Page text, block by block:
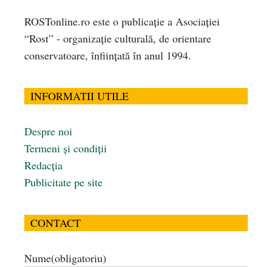
ROSTonline.ro este o publicaţie a Asociaţiei
“Rost” - organizaţie culturală, de orientare
conservatoare, înfiinţată în anul 1994.
INFORMATII UTILE
Despre noi
Termeni și condiții
Redacția
Publicitate pe site
CONTACT
Nume(obligatoriu)